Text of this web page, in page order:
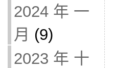
2024 年 一
月 (9)
2023 年 十